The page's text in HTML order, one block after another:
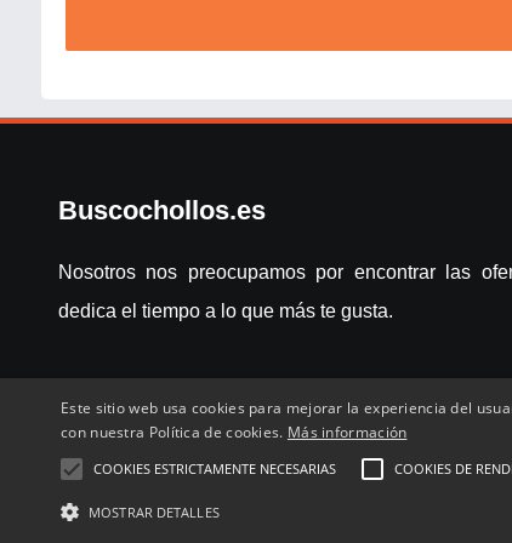
Buscochollos.es
Nosotros nos preocupamos por encontrar las
dedica el tiempo a lo que más te gusta.
Inicio Compartir chollo
Este sitio web usa cookies para mejorar la experiencia del
con nuestra Política de cookies. Más información
COOKIES ESTRICTAMENTE NECESARIAS COOKIES DE
MOSTRAR DETALLES